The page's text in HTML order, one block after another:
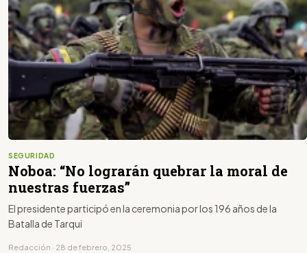
SEGURIDAD
Noboa: “No lograrán quebrar la moral de
nuestras fuerzas”
El presidente participó en la ceremonia por los 196 años de la
Batalla de Tarqui
Redacción · 28 de febrero, 2025